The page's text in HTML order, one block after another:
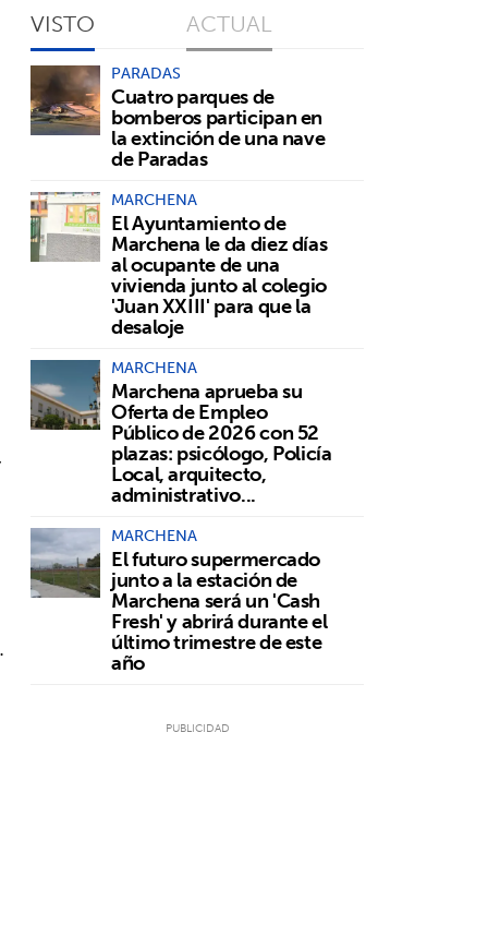
VISTO ACTUAL
PARADAS
Cuatro parques de
bomberos participan en
la extinción de una nave
de Paradas
MARCHENA
El Ayuntamiento de
Marchena le da diez días
al ocupante de una
vivienda junto al colegio
'Juan XXIII' para que la
desaloje
MARCHENA
Marchena aprueba su
Oferta de Empleo
Público de 2026 con 52
plazas: psicólogo, Policía
Local, arquitecto,
administrativo...
MARCHENA
El futuro supermercado
junto a la estación de
Marchena será un 'Cash
Fresh' y abrirá durante el
último trimestre de este
año